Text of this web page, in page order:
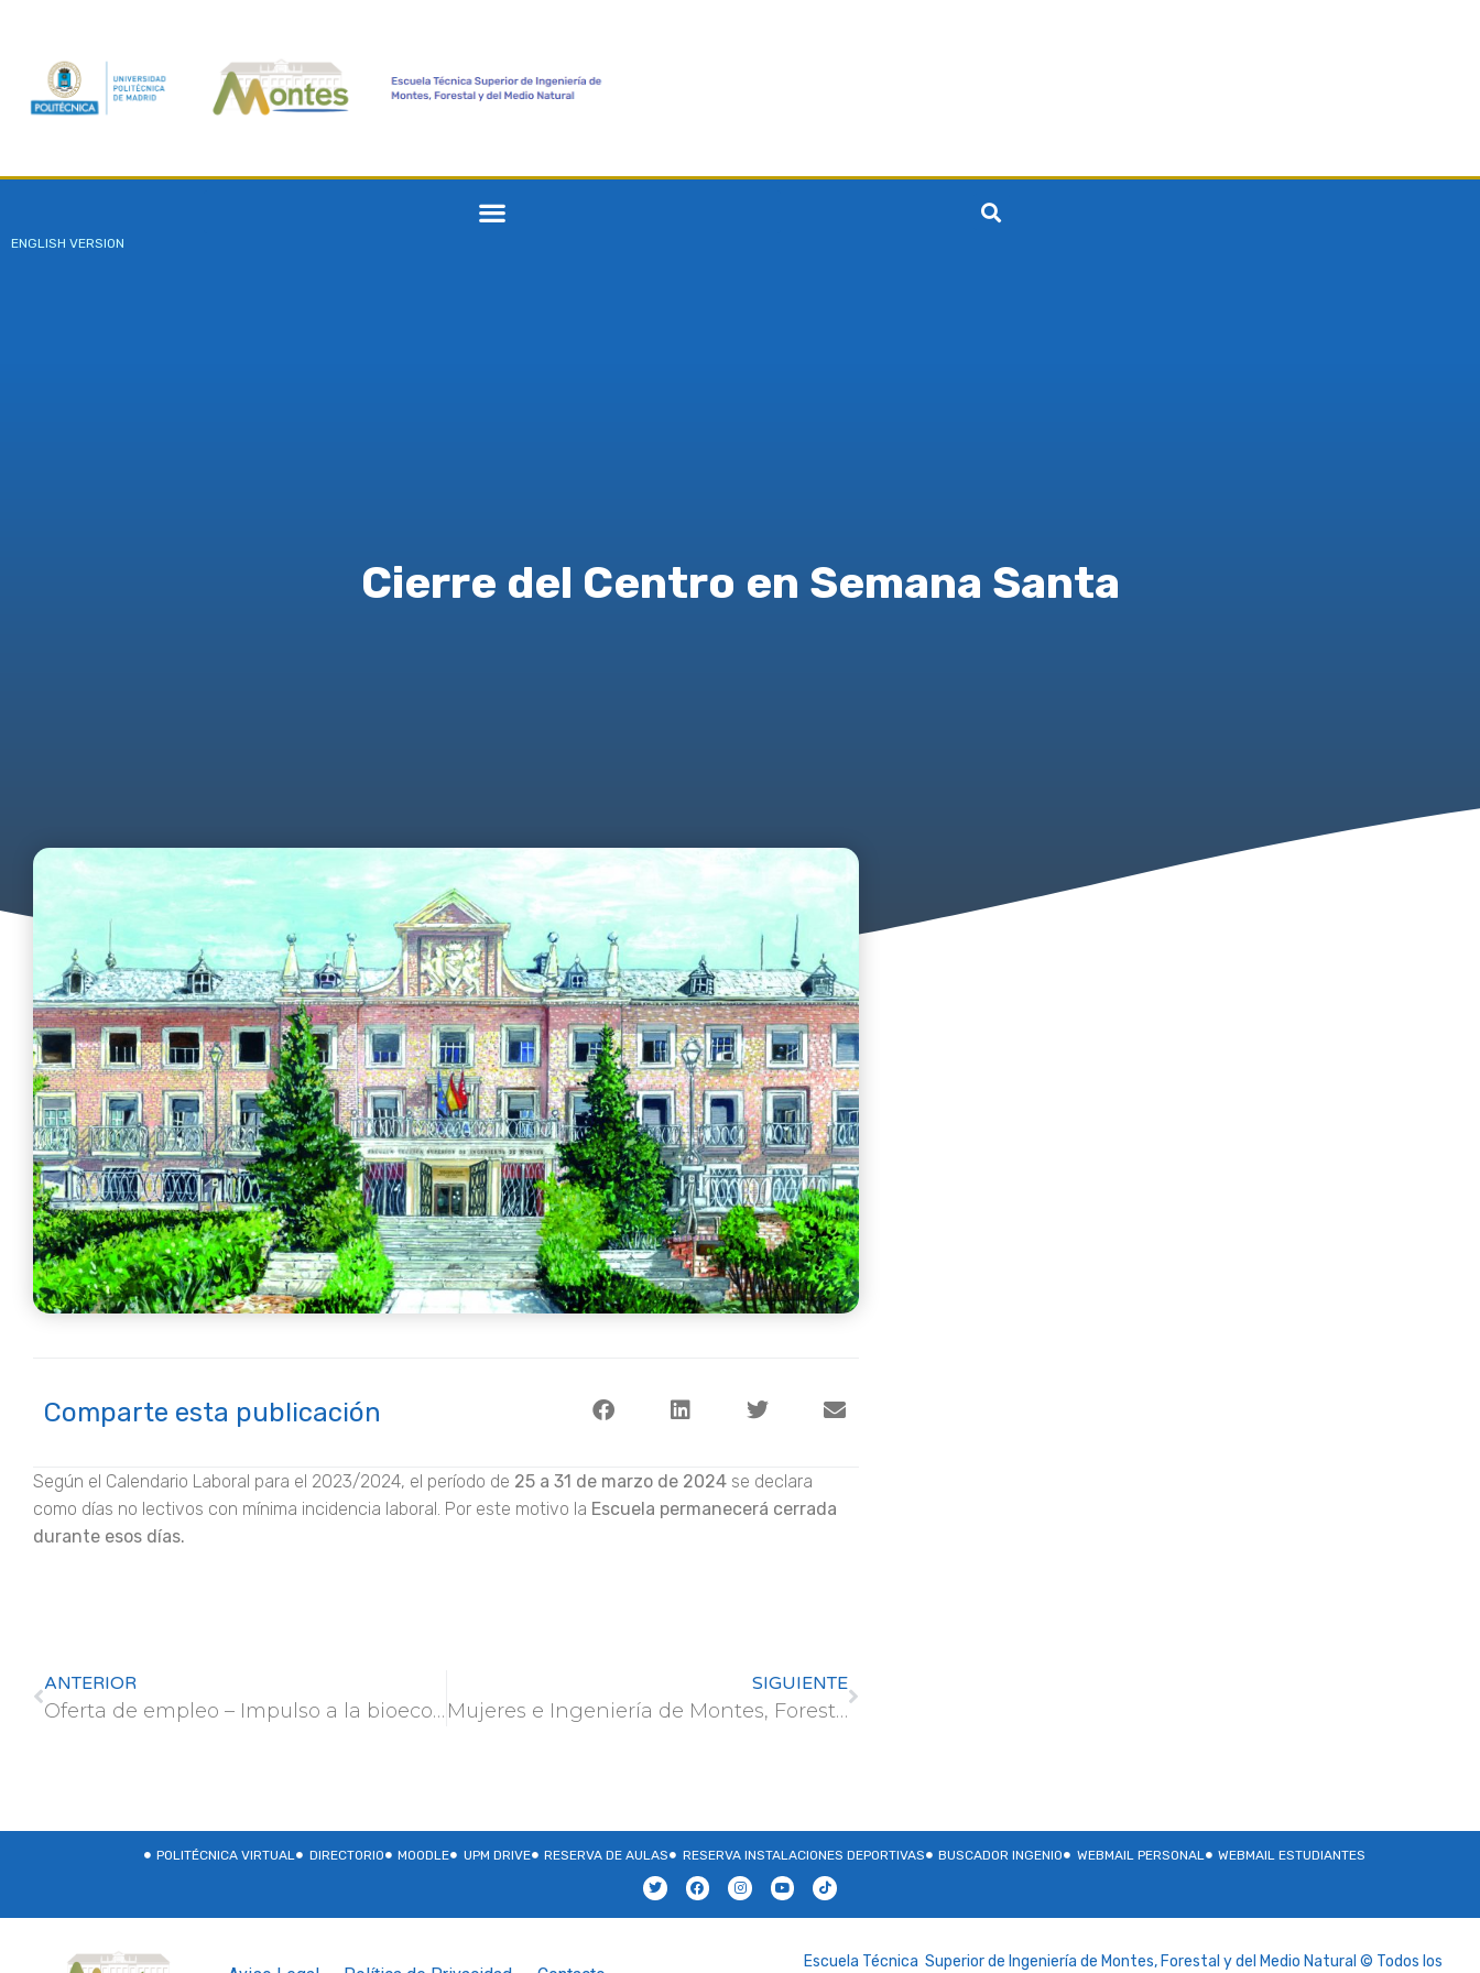
ENGLISH VERSION
Cierre del Centro en Semana Santa
Comparte esta publicación
Según el Calendario Laboral para el 2023/2024, el período de 25 a 31 de marzo de 2024 se declara
como días no lectivos con mínima incidencia laboral. Por este motivo la Escuela permanecerá cerrada
durante esos días.
ANTERIOR
Oferta de empleo – Impulso a la bioeconomía forestal a través del desarrollo, la innovación y la gestión sostenible de los recursos forestales no madereros
SIGUIENTE
Mujeres e Ingeniería de Montes, Forestal y del Medio Natural
POLITÉCNICA VIRTUAL DIRECTORIO MOODLE UPM DRIVE RESERVA DE AULAS RESERVA INSTALACIONES DEPORTIVAS BUSCADOR INGENIO WEBMAIL PERSONAL WEBMAIL ESTUDIANTES
Escuela Técnica Superior de Ingeniería de Montes, Forestal y del Medio Natural © Todos los